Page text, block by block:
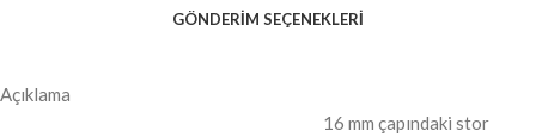
GÖNDERIM SEÇENEKLERI
Açıklama
16 mm çapındaki stor